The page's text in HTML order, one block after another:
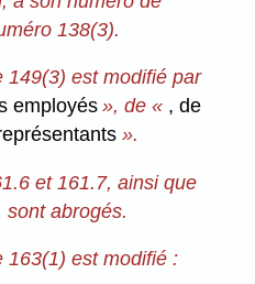
138(3).
149(3) est modifié par
employés», de « , de
».
et 161.7, ainsi que
sont abrogés.
163(1) est modifié :